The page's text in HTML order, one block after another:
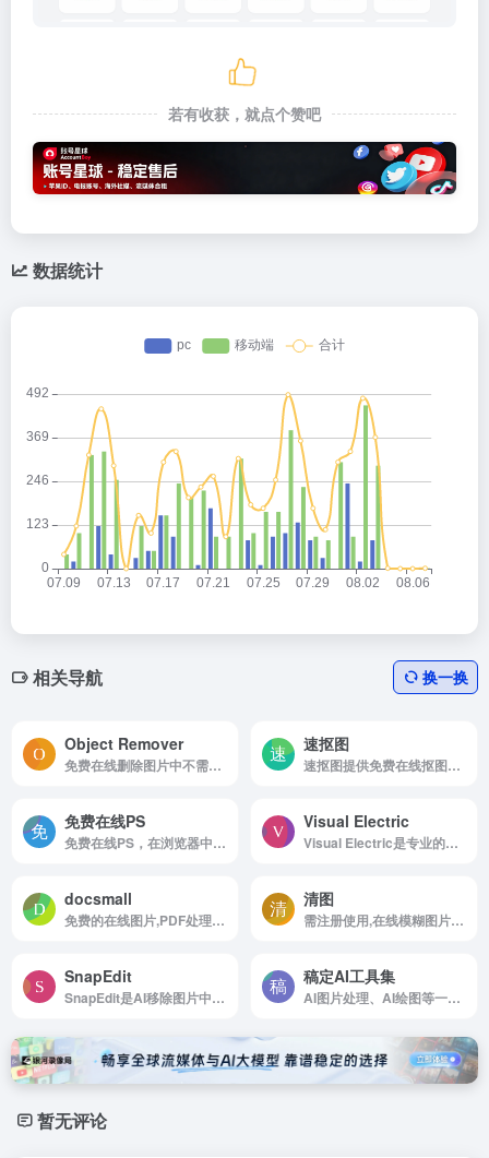
若有收获，就点个赞吧
数据统计
相关导航 换一换
Object Remover
免费在线删除图片中不需要的对象
速抠图
速抠图提供免费在线抠图工具，可实现在线抠图及图片处理，支持智能抠图、钢笔抠图、矩阵抠图、拖选抠图、橡皮擦图、图案抠图、图片压缩、图片格式转换、高清图片处理等功能。
免费在线PS
免费在线PS，在浏览器中即时编辑照片。无需下载，无需注册——专业的照片编辑工具，快速、简单、100%免费。
Visual Electric
Visual Electric是专业的高质量AI图像创作工具
docsmall
免费的在线图片,PDF处理工具
清图
需注册使用,在线模糊图片变清晰,模糊照片变清晰
SnapEdit
SnapEdit是AI移除图片中的任何物体
稿定AI工具集
AI图片处理、AI绘图等一站式AI图像创作和设计平台；
暂无评论